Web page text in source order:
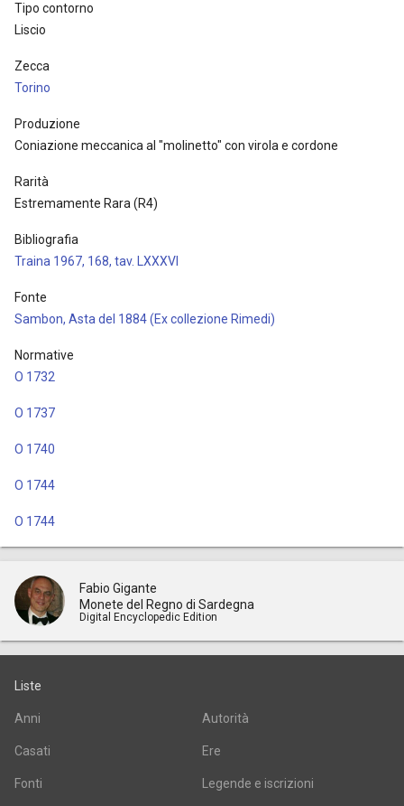
Tipo contorno
Liscio
Zecca
Torino
Produzione
Coniazione meccanica al "molinetto" con virola e cordone
Rarità
Estremamente Rara (R4)
Bibliografia
Traina 1967, 168, tav. LXXXVI
Fonte
Sambon, Asta del 1884 (Ex collezione Rimedi)
Normative
O 1732
O 1737
O 1740
O 1744
O 1744
Fabio Gigante
Monete del Regno di Sardegna
Digital Encyclopedic Edition
Liste
Anni Autorità
Casati Ere
Fonti Legende e iscrizioni